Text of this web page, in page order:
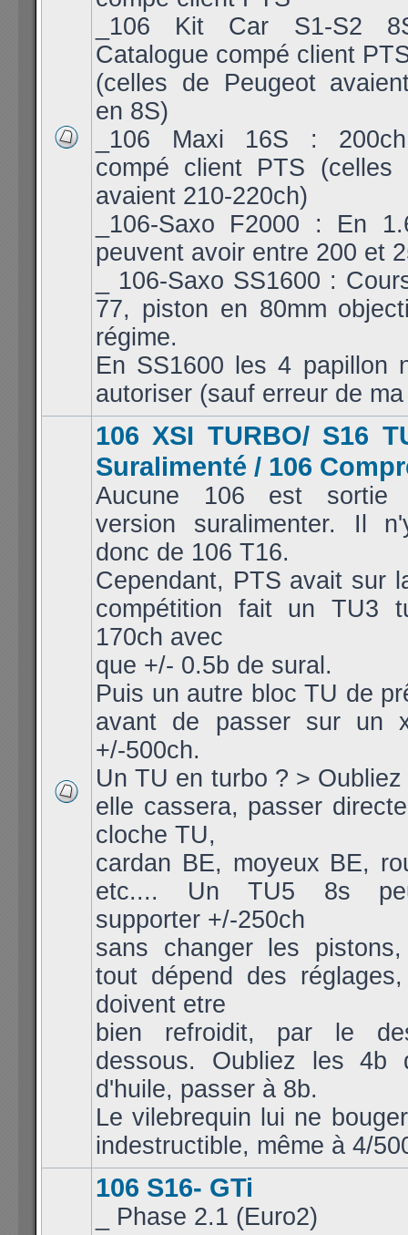
_106 Kit Car S1-S2
Catalogue compé client
(celles de Peugeot
en 8S)
_106 Maxi 16S :
compé client PTS (celles
avaient 210-220ch)
_106-Saxo F2000 : En
peuvent avoir entre 200 et
_ 106-Saxo SS1600 :
77, piston en 80mm
régime.
En SS1600 les 4 papillon
autoriser (sauf erreur de
106 XSI TURBO/ S16
Suralimenté / 106
Aucune 106 est sortie
version suralimenter. Il
donc de 106 T16.
Cependant, PTS avait sur
compétition fait un TU3
170ch avec
que +/- 0.5b de sural.
Puis un autre bloc TU de
avant de passer sur un
+/-500ch.
Un TU en turbo ? >
elle cassera, passer
cloche TU,
cardan BE, moyeux BE,
etc.... Un TU5 8s
supporter +/-250ch
sans changer les
tout dépend des
doivent etre
bien refroidit, par le
dessous. Oubliez les 4b
d'huile, passer à 8b.
Le vilebrequin lui ne
indestructible, même à 4/
106 S16- GTi
_ Phase 2.1 (Euro2)